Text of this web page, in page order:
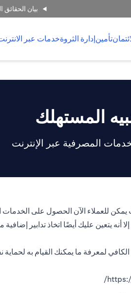
بيان الحقائق
تأمينإدارة الثروةخدمات عبر
المستهلك
المصرفية عبر الإنترنت
على الخدمات المصرفية عبر الإنترنت
أنه يتعين عليك أيضًا اتخاذ تدابير
لمعرفة ما يمكنك القيام به